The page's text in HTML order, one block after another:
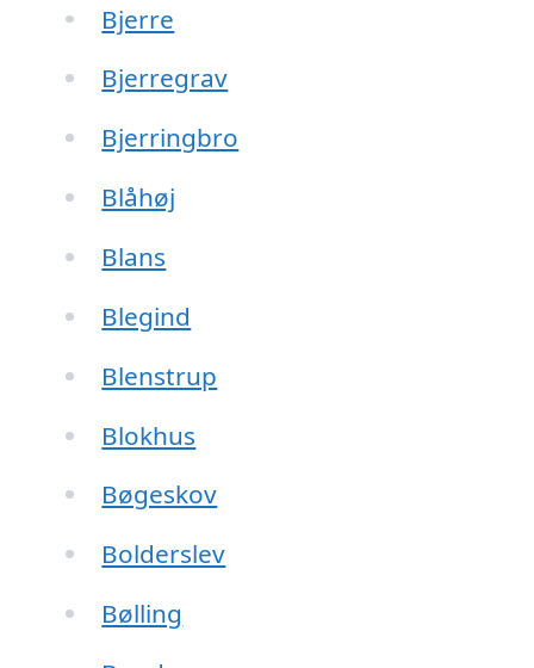
Bjerre
Bjerregrav
Bjerringbro
Blåhøj
Blans
Blegind
Blenstrup
Blokhus
Bøgeskov
Bolderslev
Bølling